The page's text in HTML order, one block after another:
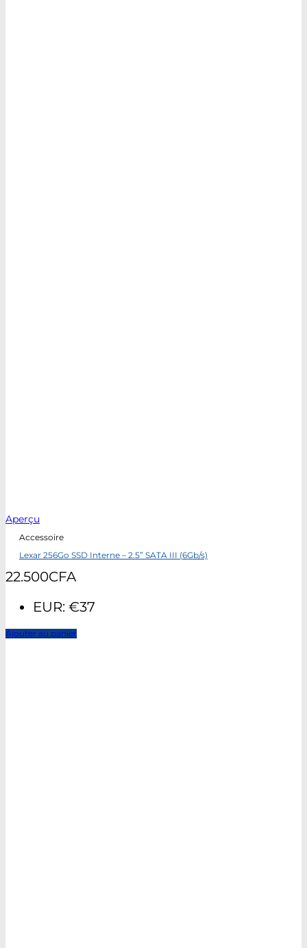
Aperçu
Accessoire
Lexar 256Go SSD Interne – 2.5” SATA III (6Gb/s)
22.500CFA
EUR: €37
Ajouter au panier